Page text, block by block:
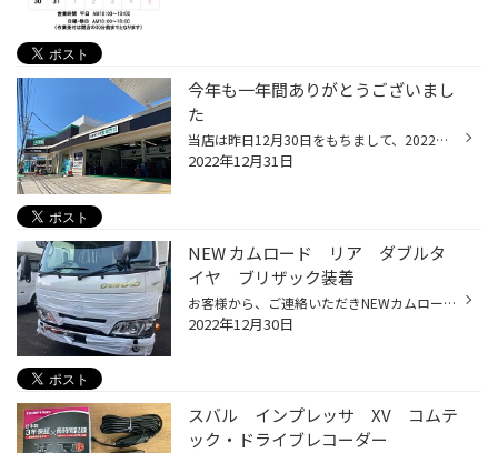
今年も一年間ありがとうございまし
た
当店は昨日12月30日をもちまして、2022年の営業を終了させていただきました。 あらためまして、この1年間たくさんのお客様にご来店をいただき誠にありがとうございます。 まだまだ至らない点が多く、多くのお客様にご迷惑をお掛けする場面も多々あったと思います。 それでもスタッフ全員が「お客様...
2022年12月31日
NEW カムロード リア ダブルタ
イヤ ブリザック装着
お客様から、ご連絡いただきNEWカムロードに乗り換えたから スタッドレスタイヤとホイールを注文して置きたいから宜しくお願いしますとの事。？？？ 以前のお車はカムロード・キャンピングカーで今回もカムロード。 確か？新型のカムロードの発表があった事を思い出して「リア・ダブルタイヤだ！」...
2022年12月30日
スバル インプレッサ XV コムテ
ック・ドライブレコーダー